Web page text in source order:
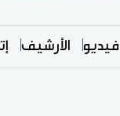
فيديو الأرشيف